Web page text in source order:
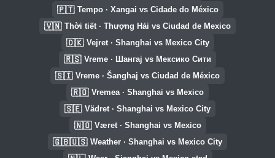
🇵🇹 Tempo · Xangai vs Cidade do México
🇻🇳 Thời tiết · Thượng Hải vs Ciudad de Mexico
🇩🇰 Vejret · Shanghai vs Mexico City
🇷🇸 Vreme · Шангај vs Мексико Сити
🇸🇮 Vreme · Šanghaj vs Ciudad de México
🇷🇴 Vremea · Shanghai vs Mexico
🇸🇪 Vädret · Shanghai vs Mexico City
🇳🇴 Været · Shanghai vs Mexico
🇬🇧🇺🇸 Weather · Shanghai vs Mexico City